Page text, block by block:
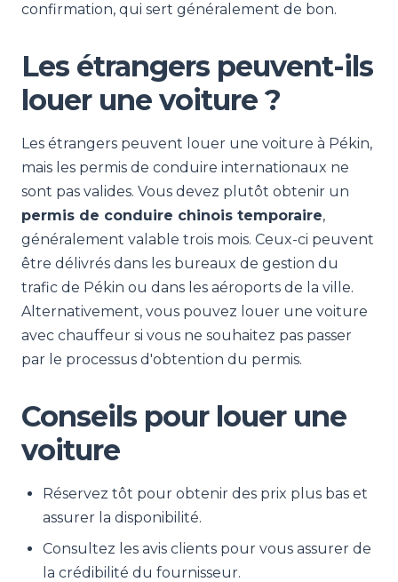
confirmation, qui sert généralement de bon.
Les étrangers peuvent-ils
louer une voiture ?
Les étrangers peuvent louer une voiture à Pékin,
mais les permis de conduire internationaux ne
sont pas valides. Vous devez plutôt obtenir un
permis de conduire chinois temporaire,
généralement valable trois mois. Ceux-ci peuvent
être délivrés dans les bureaux de gestion du
trafic de Pékin ou dans les aéroports de la ville.
Alternativement, vous pouvez louer une voiture
avec chauffeur si vous ne souhaitez pas passer
par le processus d'obtention du permis.
Conseils pour louer une
voiture
Réservez tôt pour obtenir des prix plus bas et
assurer la disponibilité.
Consultez les avis clients pour vous assurer de
la crédibilité du fournisseur.